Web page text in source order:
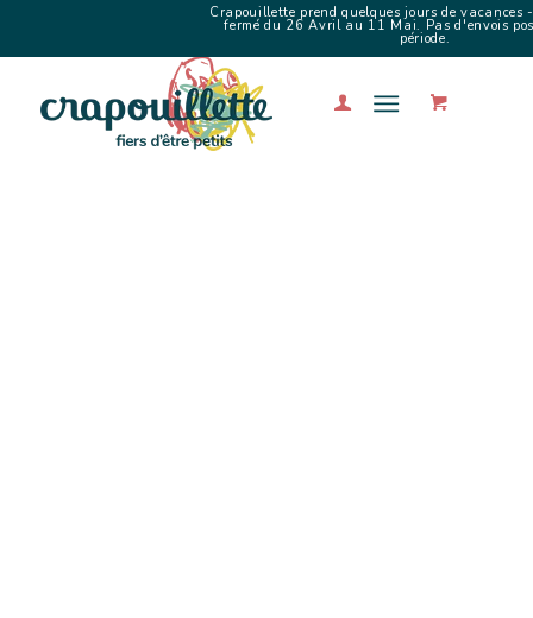
Crapouillette prend quelques jours de vacances
fermé du 26 Avril au 11 Mai. Pas d'envois
période.